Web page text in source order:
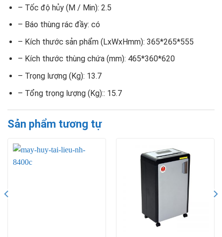
– Tốc độ hủy (M / Min): 2.5
– Báo thùng rác đầy: có
– Kích thước sản phẩm (LxWxHmm): 365*265*555
– Kích thước thùng chứa (mm): 465*360*620
– Trọng lượng (Kg): 13.7
– Tổng trọng lượng (Kg):: 15.7
Sản phẩm tương tự